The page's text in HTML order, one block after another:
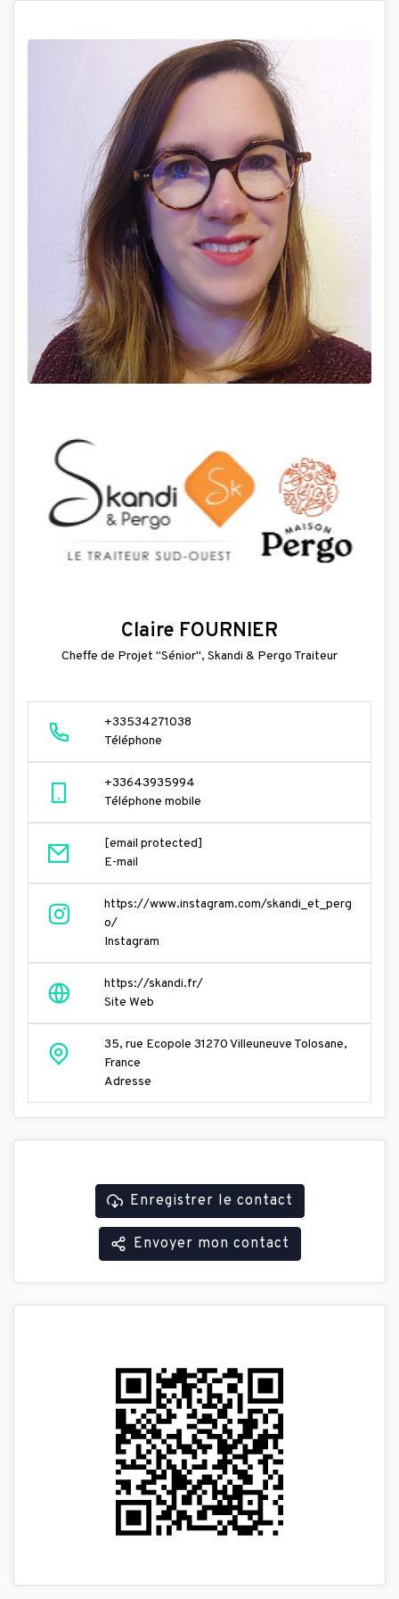
Claire FOURNIER
Cheffe de Projet "Sénior", Skandi & Pergo Traiteur
+33534271038
Téléphone
+33643935994
Téléphone mobile
[email protected]
E-mail
https://www.instagram.com/skandi_et_perg
o/
Instagram
https://skandi.fr/
Site Web
35, rue Ecopole 31270 Villeuneuve Tolosane,
France
Adresse
Enregistrer le contact
Envoyer mon contact